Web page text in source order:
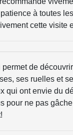
à toutes
cette visite
de
ses ruelles et
qui ont envie du
pour ne pas